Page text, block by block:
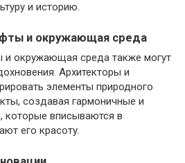
и историю.
и окружающая среда
окружающая среда также могут
Архитекторы и
элементы природного
создавая гармоничные и
которые вписываются в
его красоту.